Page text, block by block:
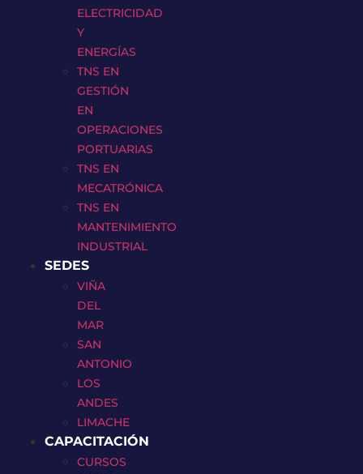
ELECTRICIDAD
Y
ENERGÍAS
TNS EN
GESTIÓN
EN
OPERACIONES
PORTUARIAS
TNS EN
MECATRÓNICA
TNS EN
MANTENIMIENTO
INDUSTRIAL
SEDES
VIÑA
DEL
MAR
SAN
ANTONIO
LOS
ANDES
LIMACHE
CAPACITACIÓN
CURSOS